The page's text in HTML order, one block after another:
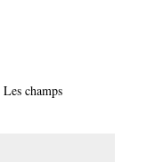
Les champs